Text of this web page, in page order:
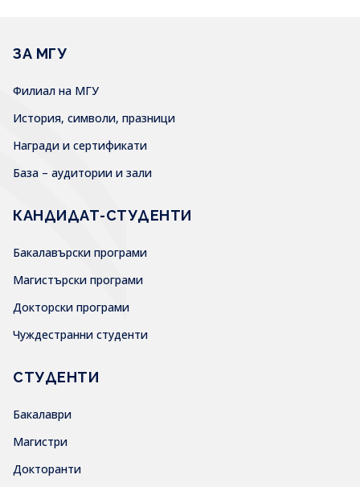
ЗА МГУ
Филиал на МГУ
История, символи, празници
Награди и сертификати
База – аудитории и зали
КАНДИДАТ-СТУДЕНТИ
Бакалавърски програми
Магистърски програми
Докторски програми
Чуждестранни студенти
СТУДЕНТИ
Бакалаври
Магистри
Докторанти